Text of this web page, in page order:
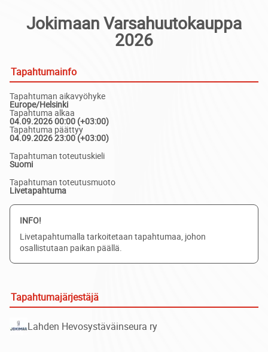
Jokimaan Varsahuutokauppa
2026
Tapahtumainfo
Tapahtuman aikavyöhyke
Europe/Helsinki
Tapahtuma alkaa
04.09.2026 00:00 (+03:00)
Tapahtuma päättyy
04.09.2026 23:00 (+03:00)
Tapahtuman toteutuskieli
Suomi
Tapahtuman toteutusmuoto
Livetapahtuma
INFO!
Livetapahtumalla tarkoitetaan tapahtumaa, johon
osallistutaan paikan päällä.
Tapahtumajärjestäjä
Lahden Hevosystäväinseura ry